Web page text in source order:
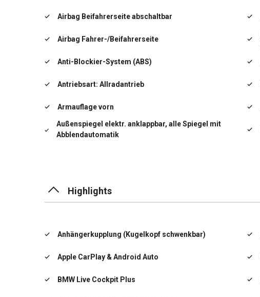
Airbag Beifahrerseite abschaltbar
Airbag Fahrer-/Beifahrerseite
Anti-Blockier-System (ABS)
Antriebsart: Allradantrieb
Armauflage vorn
Außenspiegel elektr. anklappbar, alle Spiegel mit
Abblendautomatik
Bordcomputer
Highlights
Anhängerkupplung (Kugelkopf schwenkbar)
Apple CarPlay & Android Auto
BMW Live Cockpit Plus